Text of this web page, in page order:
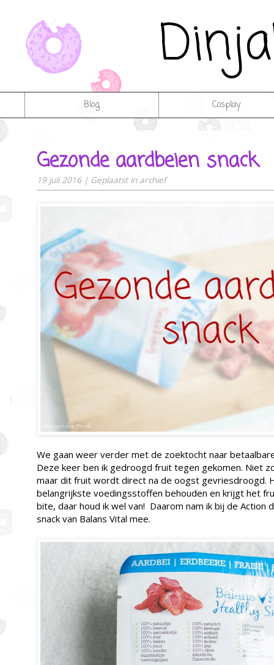
Blog Cosplay
Gezonde aardbeien snack
19 juli 2016 | Geplaatst in archief
We gaan weer verder met de zoektocht naar
Deze keer ben ik gedroogd fruit tegen gekomen. Niet
maar dit fruit wordt direct na de oogst gevriesdroogd.
belangrijkste voedingsstoffen behouden en krijgt het
bite, daar houd ik wel van! Daarom nam ik bij de Action
snack van Balans Vital mee.